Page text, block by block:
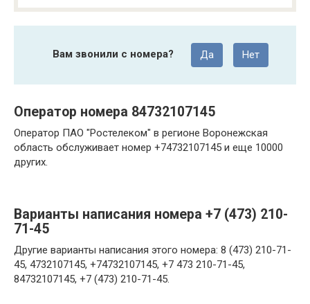
Вам звонили с номера? Да Нет
Оператор номера 84732107145
Оператор ПАО "Ростелеком" в регионе Воронежская
область обслуживает номер +74732107145 и еще 10000
других.
Варианты написания номера +7 (473) 210-
71-45
Другие варианты написания этого номера: 8 (473) 210-71-
45, 4732107145, +74732107145, +7 473 210-71-45,
84732107145, +7 (473) 210-71-45.